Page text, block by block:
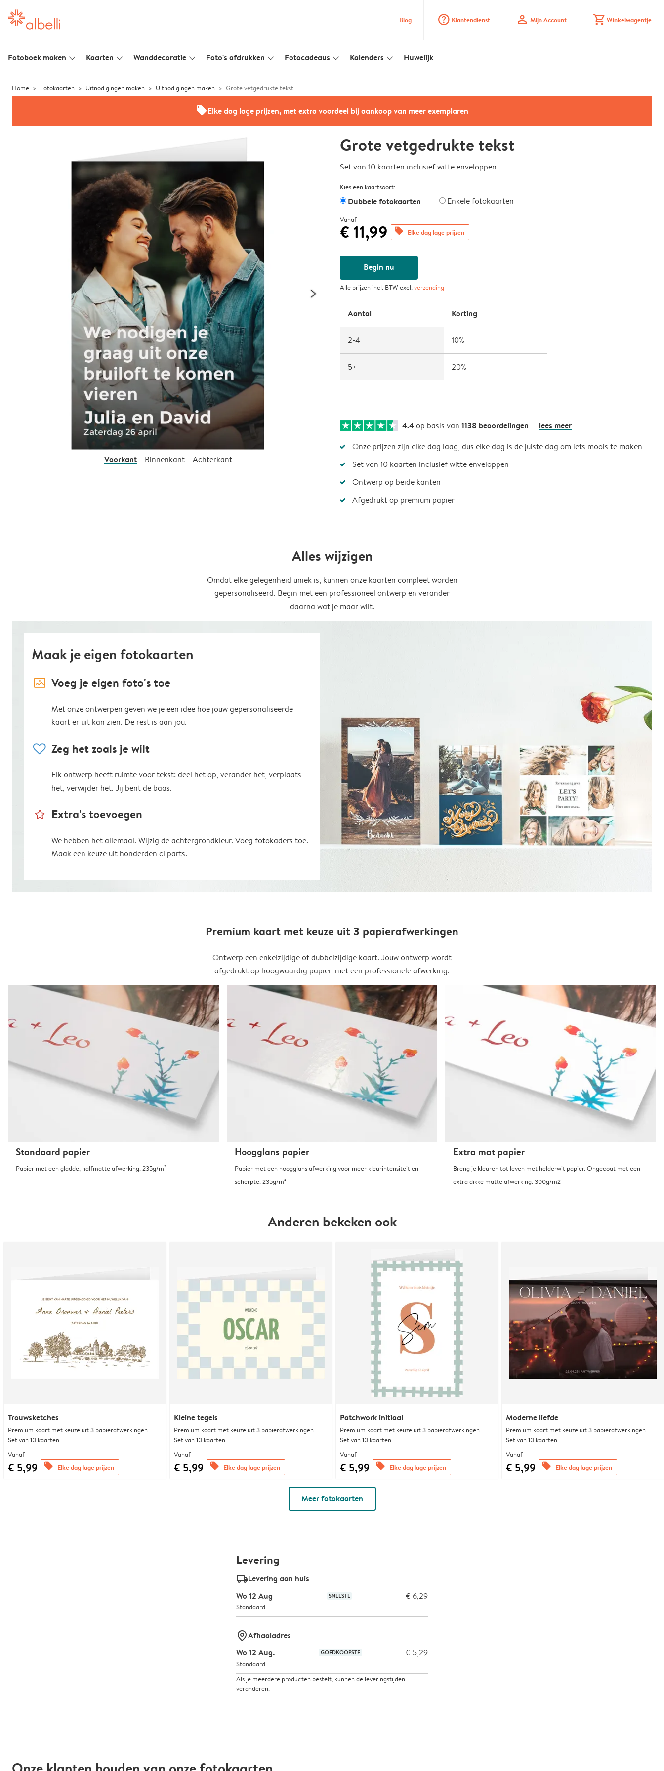
Blog question_mark_circle Klantendienst profile Mijn Account shopping_cart Winkelwagentje
Fotoboek maken slim_arrow_down Kaarten slim_arrow_down Wanddecoratie slim_arrow_down Foto's afdrukken slim_arrow_down Fotocadeaus slim_arrow_down Kalenders slim_arrow_down Huwelijk
Home Fotokaarten Uitnodigingen maken Uitnodigingen maken Grote vetgedrukte tekst
offersElke dag lage prijzen, met extra voordeel bij aankoop van meer exemplaren
Voorkant Binnenkant Achterkant
Grote vetgedrukte tekst
Set van 10 kaarten inclusief witte enveloppen
Kies een kaartsoort:
Dubbele fotokaarten Enkele fotokaarten
Vanaf
€ 11,99 offers Elke dag lage prijzen
Begin nu
Alle prijzen incl. BTW excl.verzending
Aantal Korting
2-4 10%
5+ 20%
4.4op basis van 1138 beoordelingen lees meer
Onze prijzen zijn elke dag laag, dus elke dag is de juiste dag om iets moois te maken
Set van 10 kaarten inclusief witte enveloppen
Ontwerp op beide kanten
Afgedrukt op premium papier
Alles wijzigen
Omdat elke gelegenheid uniek is, kunnen onze kaarten compleet worden
gepersonaliseerd. Begin met een professioneel ontwerp en verander
daarna wat je maar wilt.
Maak je eigen fotokaarten
image_placeholder Voeg je eigen foto's toe
Met onze ontwerpen geven we je een idee hoe jouw gepersonaliseerde
kaart er uit kan zien. De rest is aan jou.
heart Zeg het zoals je wilt
Elk ontwerp heeft ruimte voor tekst: deel het op, verander het, verplaats
het, verwijder het. Jij bent de baas.
star_outline Extra's toevoegen
We hebben het allemaal. Wijzig de achtergrondkleur. Voeg fotokaders toe.
Maak een keuze uit honderden cliparts.
Premium kaart met keuze uit 3 papierafwerkingen
Ontwerp een enkelzijdige of dubbelzijdige kaart. Jouw ontwerp wordt
afgedrukt op hoogwaardig papier, met een professionele afwerking.
Standaard papier
Papier met een gladde, halfmatte afwerking. 235g/m²
Hoogglans papier
Papier met een hoogglans afwerking voor meer kleurintensiteit en
scherpte. 235g/m²
Extra mat papier
Breng je kleuren tot leven met helderwit papier. Ongecoat met een
extra dikke matte afwerking. 300g/m2
Anderen bekeken ook
Trouwsketches
Premium kaart met keuze uit 3 papierafwerkingen
Set van 10 kaarten
Vanaf
€ 5,99 offers Elke dag lage prijzen
Kleine tegels
Premium kaart met keuze uit 3 papierafwerkingen
Set van 10 kaarten
Vanaf
€ 5,99 offers Elke dag lage prijzen
Patchwork initiaal
Premium kaart met keuze uit 3 papierafwerkingen
Set van 10 kaarten
Vanaf
€ 5,99 offers Elke dag lage prijzen
Moderne liefde
Premium kaart met keuze uit 3 papierafwerkingen
Set van 10 kaarten
Vanaf
€ 5,99 offers Elke dag lage prijzen
Meer fotokaarten
Levering
delivery_standard_v2Levering aan huis
Wo 12 Aug
SNELSTE € 6,29
Standaard
marker-pinAfhaaladres
Wo 12 Aug.
GOEDKOOPSTE € 5,29
Standaard
Als je meerdere producten bestelt, kunnen de leveringstijden
veranderen.